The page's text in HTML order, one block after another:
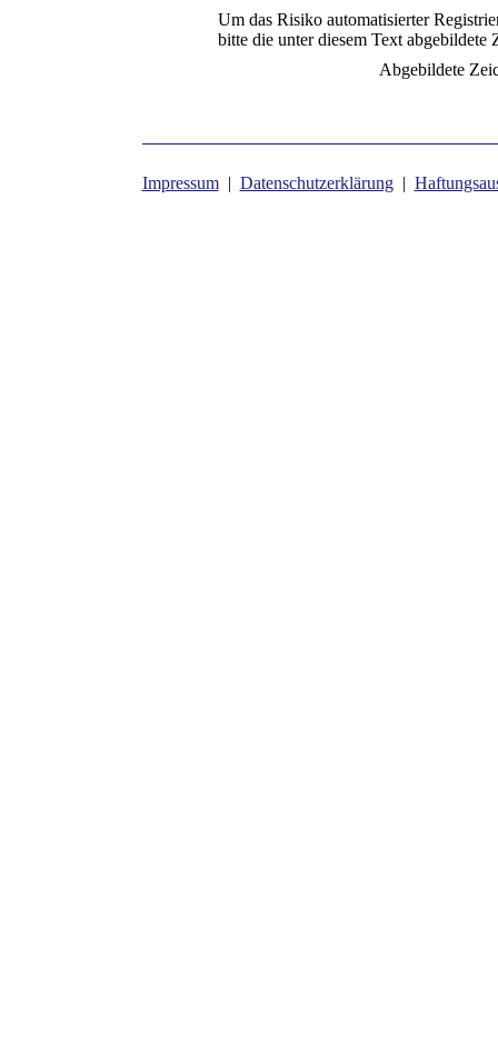
Um das Risiko automatisierter
bitte die unter diesem Text abgebildete
Abgebildete
Impressum| Datenschutzerklärung|